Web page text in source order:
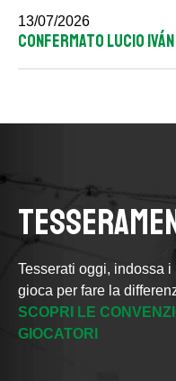
13/07/2026
CONFERMATO LUCIO
Tesserati oggi, indossa
gioca per fare la
SCOPRI LE
GIOCATORI